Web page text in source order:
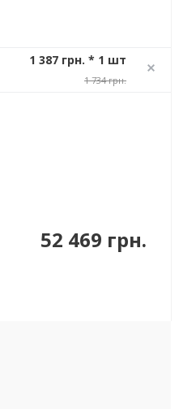
1 387 грн. * 1 шт
1 734 грн.
52 469 грн.